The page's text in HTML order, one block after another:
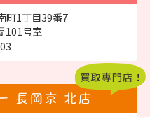
町1丁目39番7
101号室